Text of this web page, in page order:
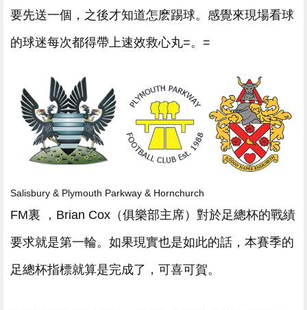
要先送一個，之後才知道怎麽踢球。感覺來現場看球
的球迷每次都得帶上速效救心丸=。=
Salisbury & Plymouth Parkway & Hornchurch
FM裏  ，Brian Cox（俱樂部主席）對於足總杯的戰績
要求就是第一輪。如果現實也是如此的話，本賽季的
足總杯指標就算是完成了，可喜可賀。